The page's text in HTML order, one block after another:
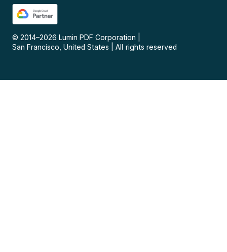
© 2014–2026 Lumin PDF Corporation
San Francisco, United States
All rights reserved